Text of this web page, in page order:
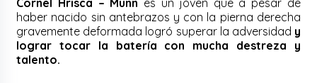
Cornel Hrisca – Munn es un joven que a pesar de
haber nacido sin antebrazos y con la pierna derecha
gravemente deformada logró superar la adversidad y
lograr tocar la batería con mucha destreza y
talento.